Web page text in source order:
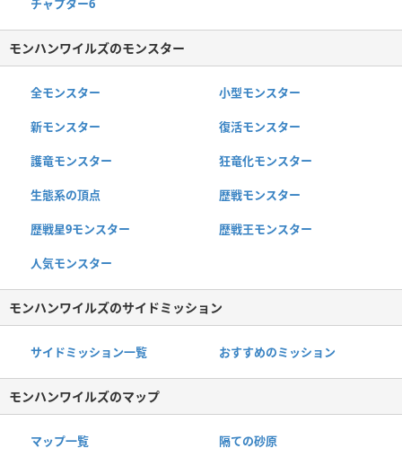
チャプター6
モンハンワイルズのモンスター
全モンスター 小型モンスター
新モンスター 復活モンスター
護竜モンスター 狂竜化モンスター
生態系の頂点 歴戦モンスター
歴戦星9モンスター 歴戦王モンスター
人気モンスター
モンハンワイルズのサイドミッション
サイドミッション一覧 おすすめのミッション
モンハンワイルズのマップ
マップ一覧 隔ての砂原